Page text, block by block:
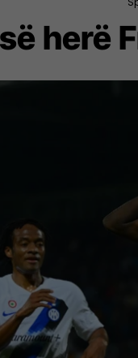
herë